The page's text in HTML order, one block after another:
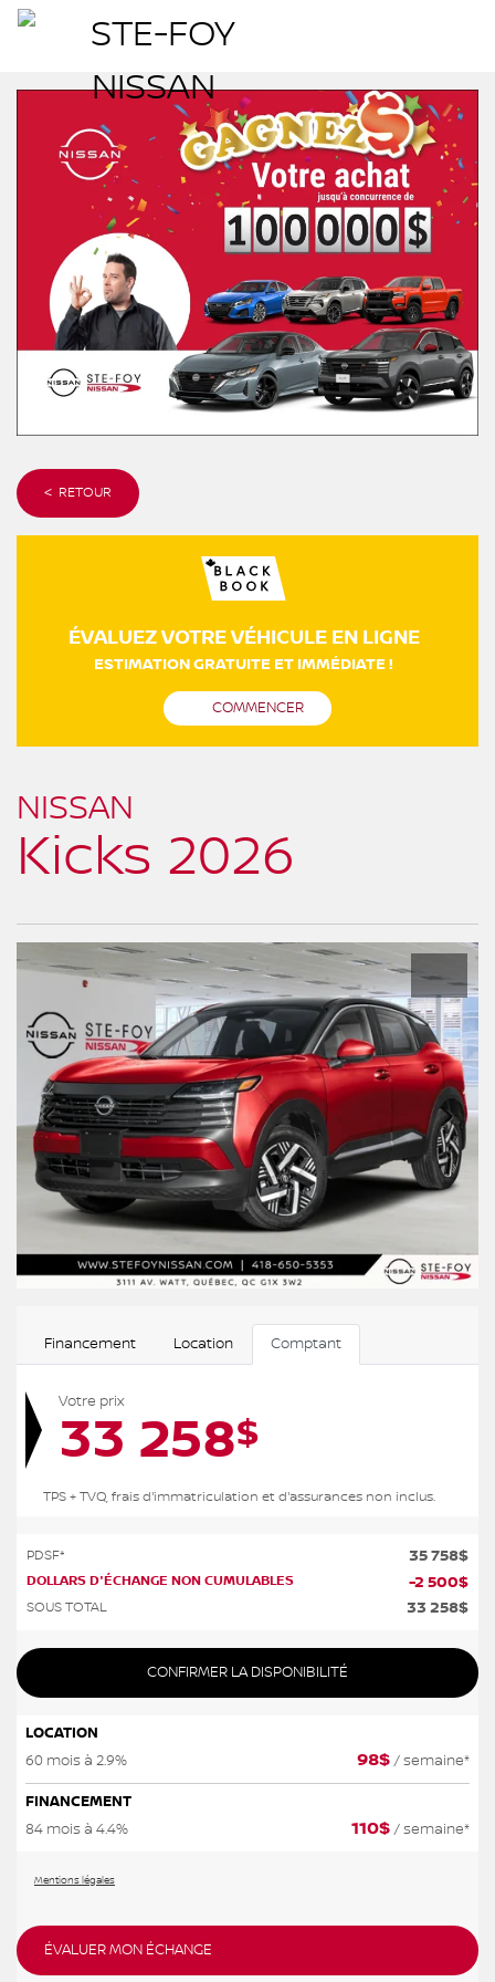
< RETOUR
ÉVALUEZ VOTRE VÉHICULE EN LIGNE
ESTIMATION GRATUITE ET IMMÉDIATE !
COMMENCER
NISSAN
Kicks 2026
Financement Location Comptant
Votre prix
33 258$
TPS + TVQ, frais d'immatriculation et d'assurances non inclus.
PDSF* 35 758$
DOLLARS D'ÉCHANGE NON CUMULABLES -2 500$
SOUS TOTAL 33 258$
CONFIRMER LA DISPONIBILITÉ
LOCATION
60 mois à 2.9%
98$/ semaine*
FINANCEMENT
84 mois à 4.4%
110$/ semaine*
Mentions légales
ÉVALUER MON ÉCHANGE